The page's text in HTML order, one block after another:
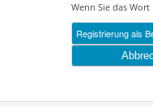
Wenn Sie das